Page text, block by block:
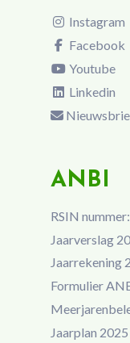
Instagram
Facebook
Youtube
Linkedin
ANBI
RSIN
Jaarverslag
Jaarrekening
Formulier
Jaarplan 2025